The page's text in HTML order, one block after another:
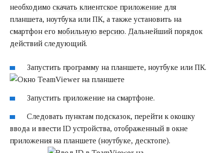
необходимо скачать клиентское приложение для
планшета, ноутбука или ПК, а также установить на
смартфон его мобильную версию. Дальнейший порядок
действий следующий.
Запустить программу на планшете, ноутбуке или ПК.
Запустить приложение на смартфоне.
Следовать пунктам подсказок, перейти к окошку
ввода и ввести ID устройства, отображенный в окне
приложения на планшете (ноутбуке, десктопе).